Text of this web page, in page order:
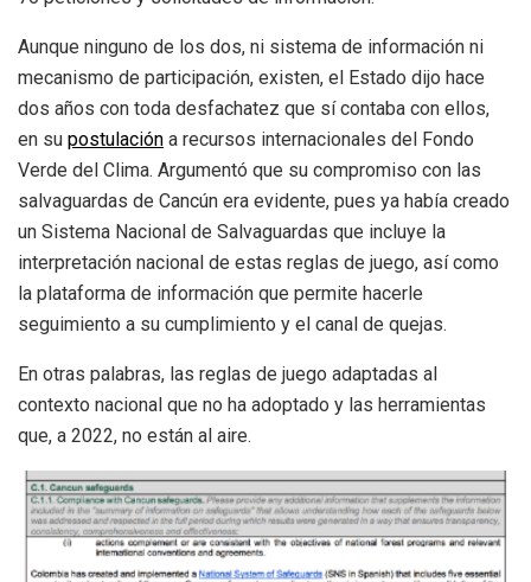
Aunque ninguno de los dos, ni sistema de información ni
mecanismo de participación, existen, el Estado dijo hace
dos años con toda desfachatez que sí contaba con ellos,
en su postulación a recursos internacionales del Fondo
Verde del Clima. Argumentó que su compromiso con las
salvaguardas de Cancún era evidente, pues ya había creado
un Sistema Nacional de Salvaguardas que incluye la
interpretación nacional de estas reglas de juego, así como
la plataforma de información que permite hacerle
seguimiento a su cumplimiento y el canal de quejas.
En otras palabras, las reglas de juego adaptadas al
contexto nacional que no ha adoptado y las herramientas
que, a 2022, no están al aire.